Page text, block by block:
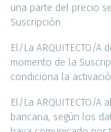
una parte del precio
Suscripción.
El/La ARQUITECTO/
momento de la
condiciona la
El/La ARQUITECTO/
bancaria, según los